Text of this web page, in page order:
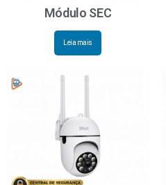
Módulo SEC
Leia mais